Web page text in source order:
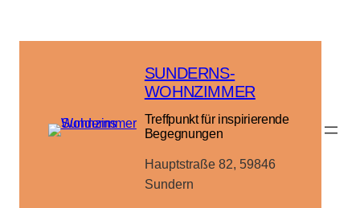
SUNDERNS-
WOHNZIMMER
Treffpunkt für inspirierende
Begegnungen
Hauptstraße 82, 59846
Sundern